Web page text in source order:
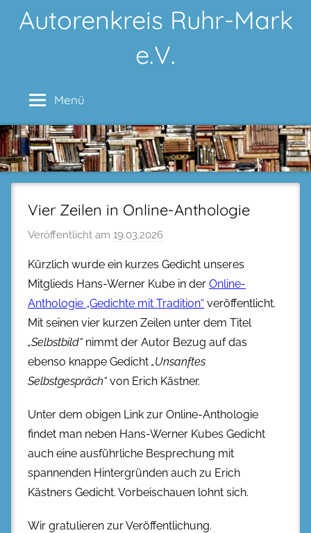
InhaltAutorenkreis Ruhr-Mark
e.V.
Menü
Vier Zeilen in Online-Anthologie
Veröffentlicht am 19.03.2026
Kürzlich wurde ein kurzes Gedicht unseres
Mitglieds Hans-Werner Kube in der Online-
Anthologie „Gedichte mit Tradition“ veröffentlicht.
Mit seinen vier kurzen Zeilen unter dem Titel
„Selbstbild“ nimmt der Autor Bezug auf das
ebenso knappe Gedicht „Unsanftes
Selbstgespräch“ von Erich Kästner.
Unter dem obigen Link zur Online-Anthologie
findet man neben Hans-Werner Kubes Gedicht
auch eine ausführliche Besprechung mit
spannenden Hintergründen auch zu Erich
Kästners Gedicht. Vorbeischauen lohnt sich.
Wir gratulieren zur Veröffentlichung.